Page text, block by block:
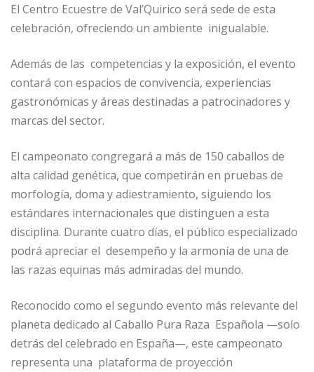
El Centro Ecuestre de Val’Quirico será sede de esta
celebración, ofreciendo un ambiente inigualable.
Además de las competencias y la exposición, el evento
contará con espacios de convivencia, experiencias
gastronómicas y áreas destinadas a patrocinadores y
marcas del sector.
El campeonato congregará a más de 150 caballos de
alta calidad genética, que competirán en pruebas de
morfología, doma y adiestramiento, siguiendo los
estándares internacionales que distinguen a esta
disciplina. Durante cuatro días, el público especializado
podrá apreciar el desempeño y la armonía de una de
las razas equinas más admiradas del mundo.
Reconocido como el segundo evento más relevante del
planeta dedicado al Caballo Pura Raza Española —solo
detrás del celebrado en España—, este campeonato
representa una plataforma de proyección